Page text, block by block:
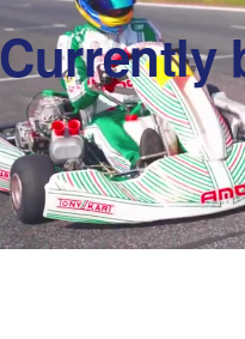
Currently